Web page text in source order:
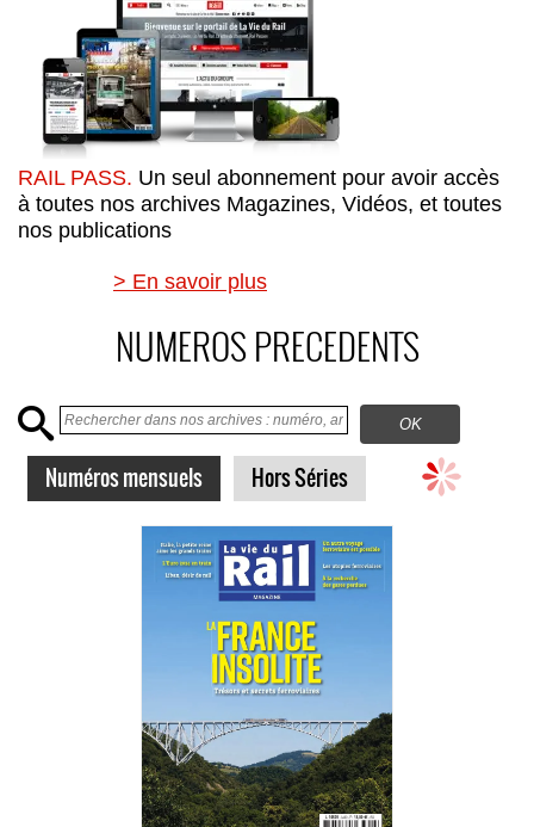
RAIL PASS. Un seul abonnement pour avoir accès
à toutes nos archives Magazines, Vidéos, et toutes
nos publications
> En savoir plus
NUMEROS PRECEDENTS
Numéros mensuels Hors Séries